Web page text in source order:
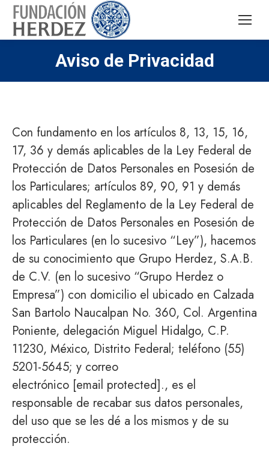
Aviso de Privacidad
Con fundamento en los artículos 8, 13, 15, 16,
17, 36 y demás aplicables de la Ley Federal de
Protección de Datos Personales en Posesión de
los Particulares; artículos 89, 90, 91 y demás
aplicables del Reglamento de la Ley Federal de
Protección de Datos Personales en Posesión de
los Particulares (en lo sucesivo “Ley”), hacemos
de su conocimiento que Grupo Herdez, S.A.B.
de C.V. (en lo sucesivo “Grupo Herdez o
Empresa”) con domicilio el ubicado en Calzada
San Bartolo Naucalpan No. 360, Col. Argentina
Poniente, delegación Miguel Hidalgo, C.P.
11230, México, Distrito Federal; teléfono (55)
5201-5645; y correo
electrónico [email protected]., es el
responsable de recabar sus datos personales,
del uso que se les dé a los mismos y de su
protección.